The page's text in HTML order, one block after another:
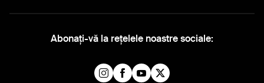
Abonați-vă la rețelele noastre sociale: